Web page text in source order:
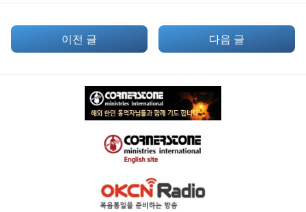
이전 글 다음 글